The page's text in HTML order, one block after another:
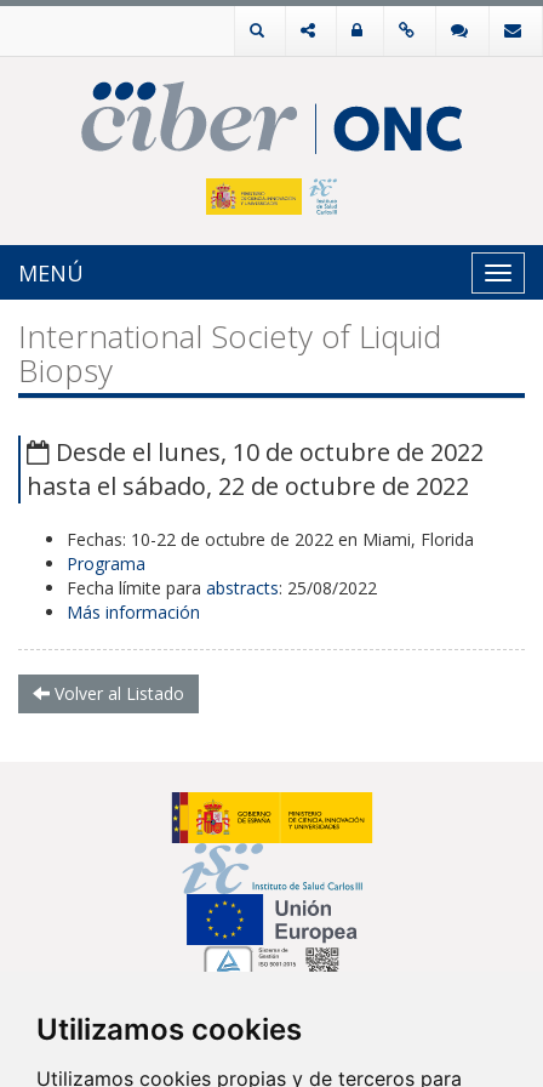
Utilizamos cookies
Utilizamos cookies propias y de terceros para
MENÚ
International Society of Liquid
Biopsy
Desde el lunes, 10 de octubre de 2022
hasta el sábado, 22 de octubre de 2022
Fechas: 10-22 de octubre de 2022 en Miami, Florida
Programa
Fecha límite para abstracts: 25/08/2022
Más información
Volver al Listado
Síguenos en...